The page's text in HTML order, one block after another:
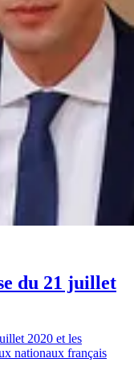
du 21 juillet
2020 et les
nationaux français